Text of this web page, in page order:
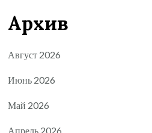
Архив
Август 2026
Июнь 2026
Май 2026
Апрель 2026